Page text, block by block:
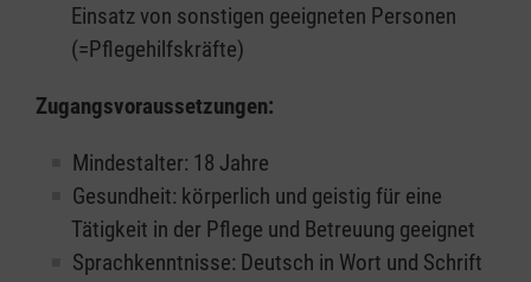
Einsatz von sonstigen geeigneten Personen
(=Pflegehilfskräfte)
Zugangsvoraussetzungen:
Mindestalter: 18 Jahre
Gesundheit: körperlich und geistig für eine
Tätigkeit in der Pflege und Betreuung geeignet
Sprachkenntnisse: Deutsch in Wort und Schrift